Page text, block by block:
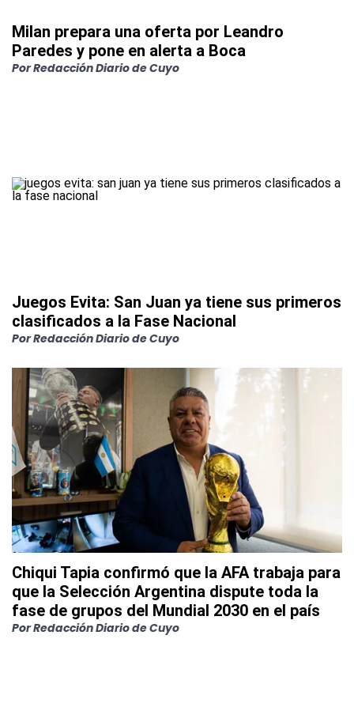
Milan prepara una oferta por Leandro
Paredes y pone en alerta a Boca
PorRedacción Diario de Cuyo
Juegos Evita: San Juan ya tiene sus primeros
clasificados a la Fase Nacional
PorRedacción Diario de Cuyo
Chiqui Tapia confirmó que la AFA trabaja para
que la Selección Argentina dispute toda la
fase de grupos del Mundial 2030 en el país
PorRedacción Diario de Cuyo